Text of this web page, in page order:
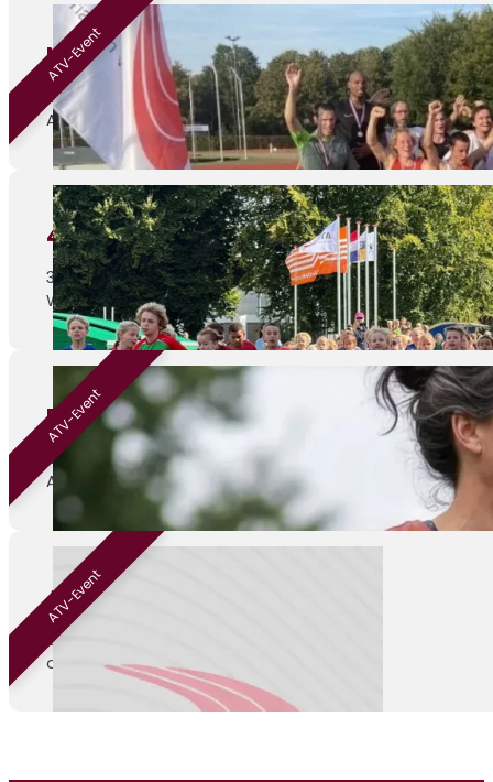
Nazomermeerkamp – editie 4
29-08-2026
ATV Venray, Sportlaan 1
ATV-Event
4de Athletic Champs wedstrijd
30-08-2026
Weert, Parklaan 1c
Beginnen met hardlopen
01-09-2026
ATV Venray
ATV-Event
ATV Kamp
04-09-2026
onbekend
ATV-Event